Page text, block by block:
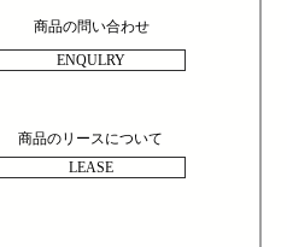
商品の問い合わせ
商品のリースについて
ENQULRY
LEASE